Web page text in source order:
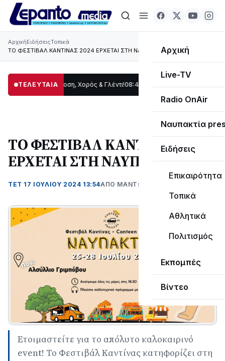
Αρχική
Live-TV
Radio OnAir
Ναυπακτία
Ειδήσεις
Επικαιρότητα
Τοπικά
Αθλητικά
Πολιτισμός
Εκπομπές
Βίντεο
ΑρχικήΕιδήσειςΤοπικά
ΤΟ ΦΕΣΤΙΒΑΛ ΚΑΝΤΙΝΑΣ 2024 ΕΡΧΕΤΑΙ ΣΤΗ ΝΑΥΠΑΚΤΟ!
ΤΕΛΕΥΤΑΙΑ
Παράδοση, Χορός & Γλέντι!08:41 ΤΟ ΠΑΡΤΥ ΣΥΝΕΧΙΖΕΤΑΙ…
ΤΟ ΦΕΣΤΙΒΑΛ ΚΑΝΤΙΝΑΣ 2024
ΕΡΧΕΤΑΙ ΣΤΗ ΝΑΥΠΑΚΤΟ!
ΤΕΤ 17 ΙΟΥΛΊΟΥ 2024 13:54ΑΠΌ ΜΑΝΤΩ ΚΑΠΕΝΤΖΩΝΗ
Ετοιμαστείτε για το απόλυτο καλοκαιρινό
event! Το Φεστιβάλ Καντίνας κατηφορίζει στη